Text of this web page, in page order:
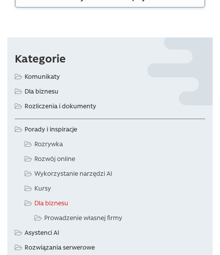
Kategorie
Komunikaty
Dla biznesu
Rozliczenia i dokumenty
Porady i inspiracje
Rozrywka
Rozwój online
Wykorzystanie narzędzi AI
Kursy
Dla biznesu
Prowadzenie własnej firmy
Asystenci AI
Rozwiązania serwerowe